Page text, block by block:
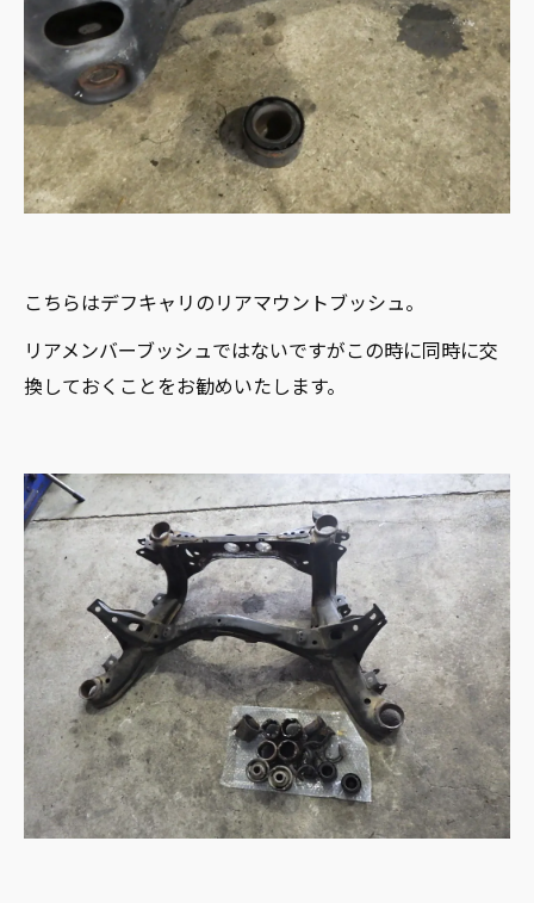
こちらはデフキャリのリアマウントブッシュ。
リアメンバーブッシュではないですがこの時に同時に交
換しておくことをお勧めいたします。